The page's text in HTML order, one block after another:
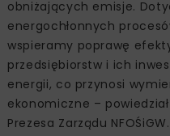
obniżających emisje.
energochłonnych
wspieramy poprawę
przedsiębiorstw i ich
energii, co przynosi
ekonomiczne –
Prezesa Zarządu NFOŚiGW.